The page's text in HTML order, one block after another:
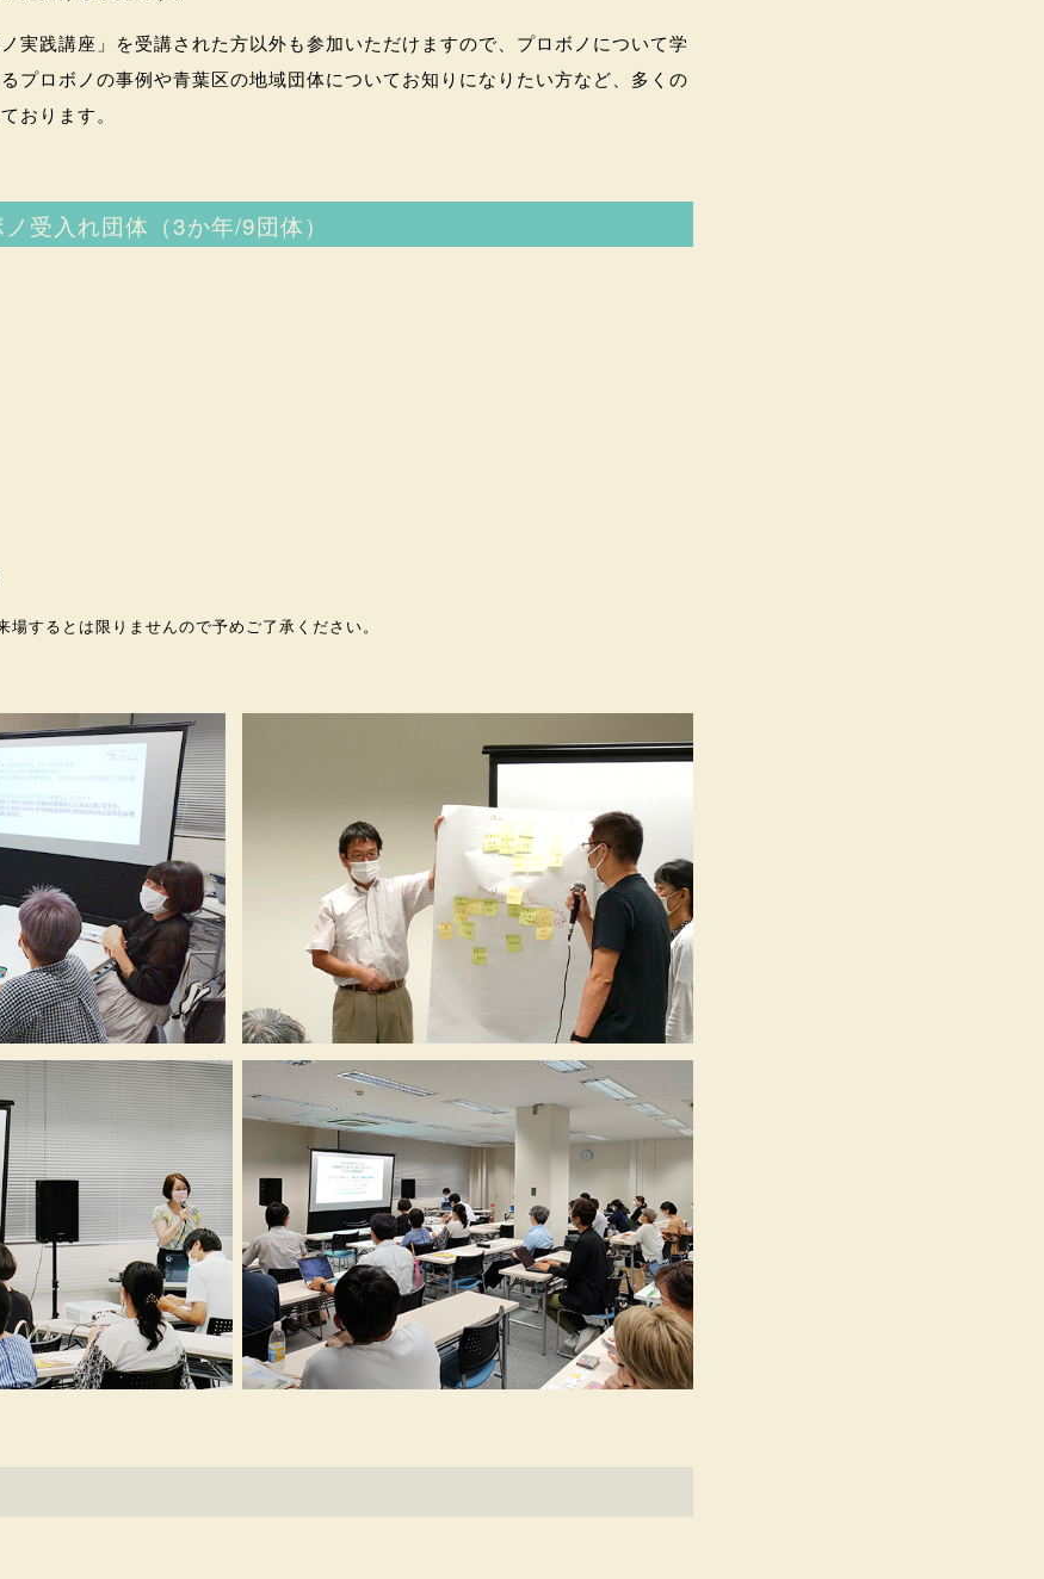
実践講座」を受講された方以外も参加いただけますので、プロボノについて学
プロボノの事例や青葉区の地域団体についてお知りになりたい方など、多くの
おります。
受入れ団体（3か年/9団体）
するとは限りませんので予めご了承ください。